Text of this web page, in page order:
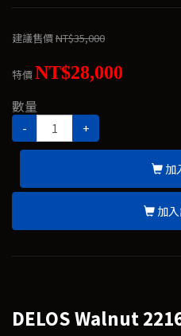
建議售價NT$35,000
特價NT$28,000
數量
- +
加
加
DELOS Walnut